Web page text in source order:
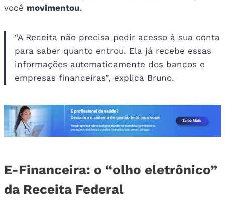
você movimentou.
“A Receita não precisa pedir acesso à sua conta
para saber quanto entrou. Ela já recebe essas
informações automaticamente dos bancos e
empresas financeiras”, explica Bruno.
E-Financeira: o “olho eletrônico”
da Receita Federal